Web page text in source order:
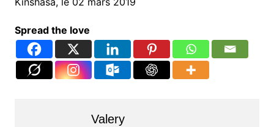
Spread the love
Valery